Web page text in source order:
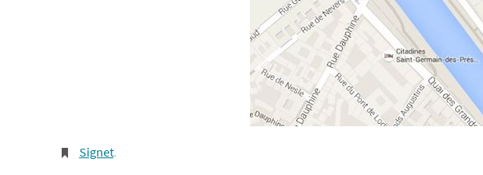
Signet.